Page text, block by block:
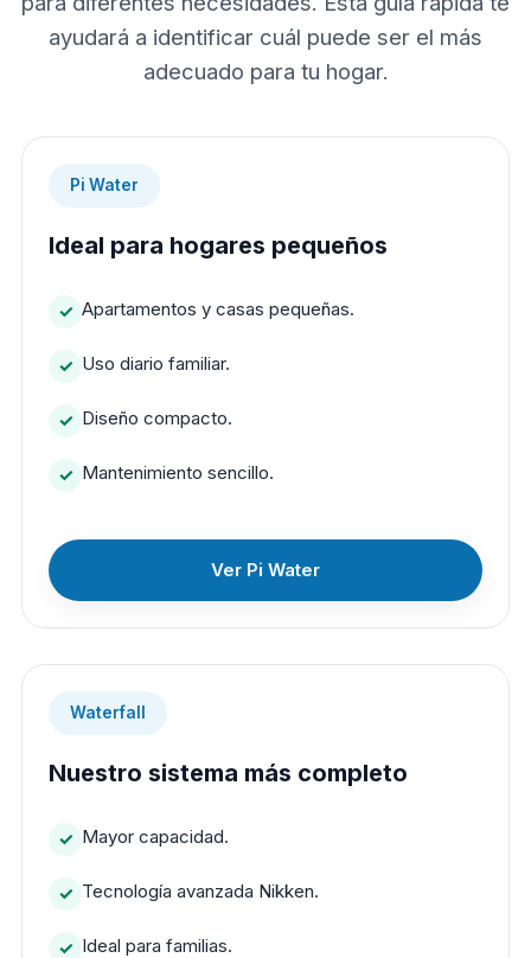
ayudará a identificar cuál puede ser el más
adecuado para tu hogar.
Pi Water
Ideal para hogares pequeños
Apartamentos y casas pequeñas.
Uso diario familiar.
Diseño compacto.
Mantenimiento sencillo.
Ver Pi Water
Waterfall
Nuestro sistema más completo
Mayor capacidad.
Tecnología avanzada Nikken.
Ideal para familias.